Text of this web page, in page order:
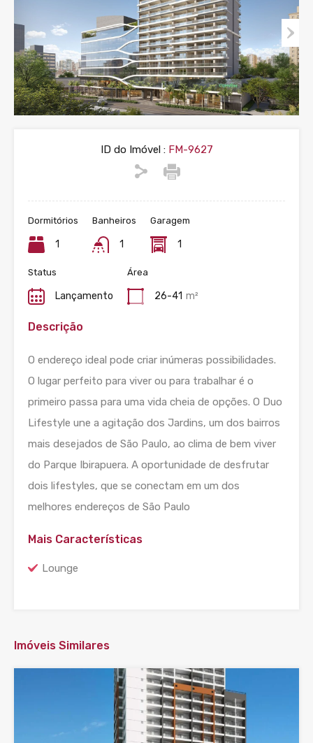
ID do Imóvel :FM-9627
Dormitórios
1
Banheiros
1
Garagem
1
Status
Lançamento
Área
26-41 m²
Descrição
O endereço ideal pode criar inúmeras possibilidades.
O lugar perfeito para viver ou para trabalhar é o
primeiro passa para uma vida cheia de opções. O Duo
Lifestyle une a agitação dos Jardins, um dos bairros
mais desejados de São Paulo, ao clima de bem viver
do Parque Ibirapuera. A oportunidade de desfrutar
dois lifestyles, que se conectam em um dos
melhores endereços de São Paulo
Mais Características
Lounge
Imóveis Similares